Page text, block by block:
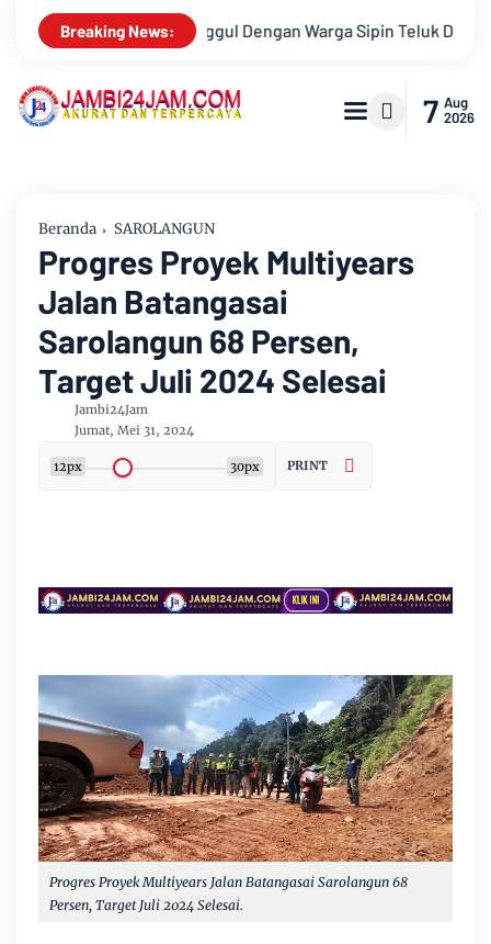
Breaking News:
Sipin Teluk Duren Hukum Tidak Tunduk pada Persepsi:
7 Aug
2026
Beranda SAROLANGUN
Progres Proyek Multiyears
Jalan Batangasai
Sarolangun 68 Persen,
Target Juli 2024 Selesai
Jambi24Jam
Jumat, Mei 31, 2024
12px 30px PRINT
Progres Proyek Multiyears Jalan Batangasai Sarolangun 68
Persen, Target Juli 2024 Selesai.